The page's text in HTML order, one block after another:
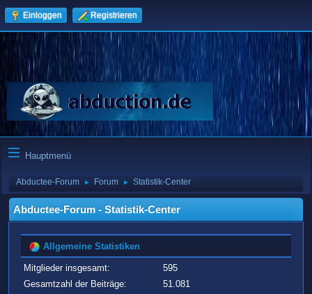
Einloggen Registrieren
Hauptmenü
Abductee-Forum ► Forum ► Statistik-Center
Abductee-Forum - Statistik-Center
Allgemeine Statistiken
Mitglieder insgesamt:
595
Gesamtzahl der Beiträge:
51.081